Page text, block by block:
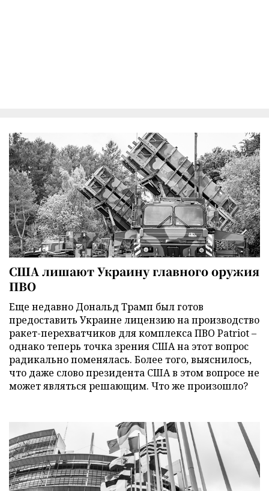
США лишают Украину главного оружия
ПВО
Еще недавно Дональд Трамп был готов
предоставить Украине лицензию на производство
ракет-перехватчиков для комплекса ПВО Patriot –
однако теперь точка зрения США на этот вопрос
радикально поменялась. Более того, выяснилось,
что даже слово президента США в этом вопросе не
может являться решающим. Что же произошло?